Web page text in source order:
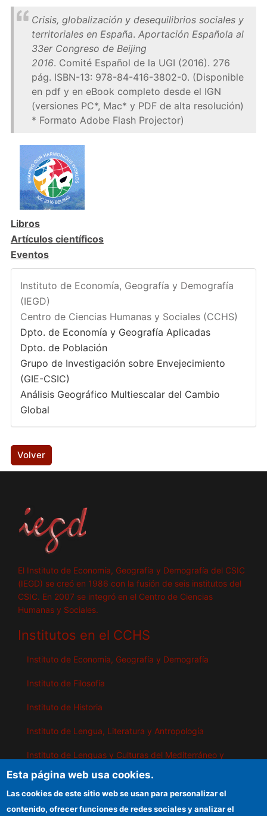
Crisis, globalización y desequilibrios sociales y
territoriales en España. Aportación Española al
33er Congreso de Beijing
2016. Comité Español de la UGI (2016). 276
pág. ISBN-13: 978-84-416-3802-0. (Disponible
en pdf y en eBook completo desde el IGN
(versiones PC*, Mac* y PDF de alta resolución)
* Formato Adobe Flash Projector)
Libros
Artículos científicos
Eventos
Instituto de Economía, Geografía y Demografía
(IEGD)
Centro de Ciencias Humanas y Sociales (CCHS)
Dpto. de Economía y Geografía Aplicadas
Dpto. de Población
Grupo de Investigación sobre Envejecimiento
(GIE-CSIC)
Análisis Geográfico Multiescalar del Cambio
Global
Volver
El Instituto de Economía, Geografía y Demografía del CSIC
(IEGD) se creó en 1986 con la fusión de seis institutos del
CSIC. En 2007 se integró en el Centro de Ciencias
Humanas y Sociales.
Institutos en el CCHS
Instituto de Economía, Geografía y Demografía
Instituto de Filosofía
Instituto de Historia
Instituto de Lengua, Literatura y Antropología
Instituto de Lenguas y Culturas del Mediterráneo y
Instituto de Políticas y Bienes Públicos
Esta página web usa cookies.
Las cookies de este sitio web se usan para personalizar el
contenido, ofrecer funciones de redes sociales y analizar el